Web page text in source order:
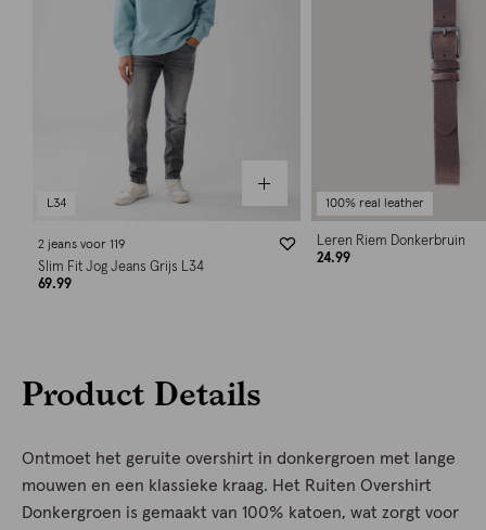
L34
2 jeans voor 119
Slim Fit Jog Jeans Grijs L34
69.99
100% real leather
Leren Riem Donkerbruin
24.99
Product Details
Ontmoet het geruite overshirt in donkergroen met lange
mouwen en een klassieke kraag. Het Ruiten Overshirt
Donkergroen is gemaakt van 100% katoen, wat zorgt voor